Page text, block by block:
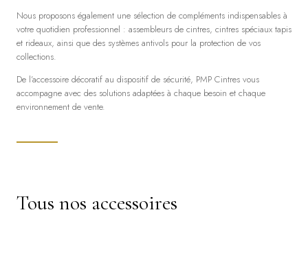
Nous proposons également une sélection de compléments indispensables à
votre quotidien professionnel : assembleurs de cintres, cintres spéciaux tapis
et rideaux, ainsi que des systèmes antivols pour la protection de vos
collections.
De l’accessoire décoratif au dispositif de sécurité, PMP Cintres vous
accompagne avec des solutions adaptées à chaque besoin et chaque
environnement de vente.
Tous nos accessoires